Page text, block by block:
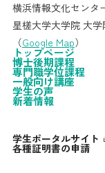
横浜情報文化センタ
星槎大学大学院 大学
（Google Map）
トップページ
博士後期課程
専門職学位課程
一般向け講座
学生の声
新着情報
学生ポータルサイト
各種証明書の申請